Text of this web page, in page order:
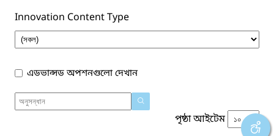
Innovation Content Type
এডভান্সড অপশনগুলো দেখান
পৃষ্ঠা আইটেম